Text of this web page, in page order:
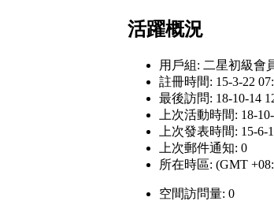
活躍概況
用戶組: 二星初級會
註冊時間: 15-3-22
最後訪問: 18-10-14
上次活動時間: 18-
上次發表時間: 15-6-
上次郵件通知: 0
所在時區: (GMT
空間訪問量: 0